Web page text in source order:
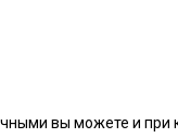
вы можете и при